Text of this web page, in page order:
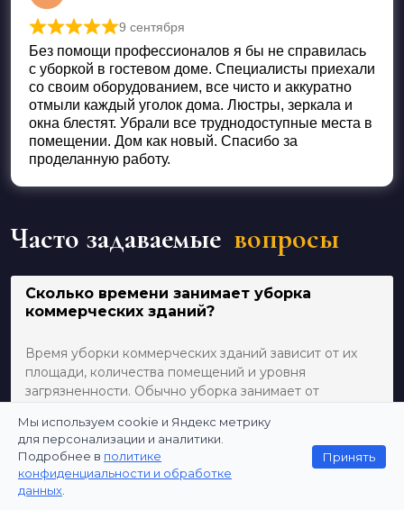
Оценка
9 сентября
Без помощи профессионалов я бы не справилась
с уборкой в гостевом доме. Специалисты приехали
со своим оборудованием, все чисто и аккуратно
отмыли каждый уголок дома. Люстры, зеркала и
окна блестят. Убрали все труднодоступные места в
помещении. Дом как новый. Спасибо за
проделанную работу.
Часто задаваемые вопросы
Сколько времени занимает уборка
коммерческих зданий?
Время уборки коммерческих зданий зависит от их
площади, количества помещений и уровня
загрязненности. Обычно уборка занимает от
Какие гарантии качества уборки офисов
вы предоставляете?
Мы используем cookie и Яндекс метрику
для персонализации и аналитики.
Подробнее в политике
конфиденциальности и обработке
данных
Принять